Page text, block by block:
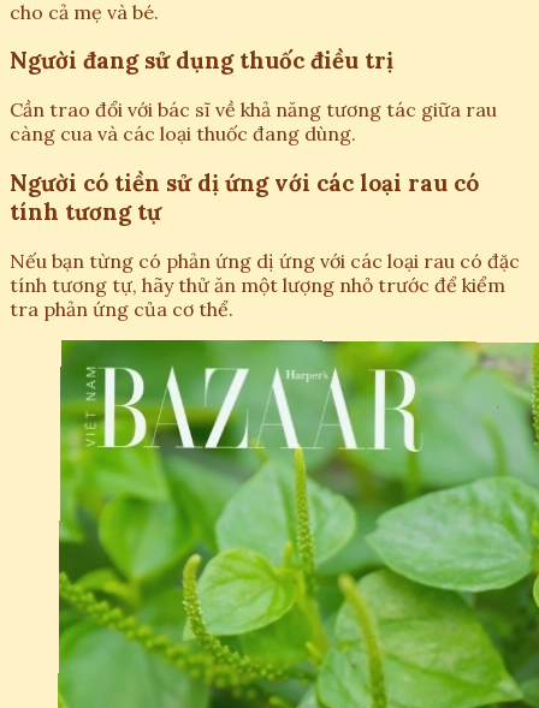
cho cả mẹ và bé.
Người đang sử dụng thuốc điều trị
Cần trao đổi với bác sĩ về khả năng tương tác giữa rau
càng cua và các loại thuốc đang dùng.
Người có tiền sử dị ứng với các loại rau có
tính tương tự
Nếu bạn từng có phản ứng dị ứng với các loại rau có đặc
tính tương tự, hãy thử ăn một lượng nhỏ trước để kiểm
tra phản ứng của cơ thể.